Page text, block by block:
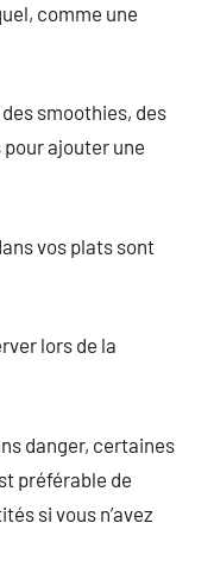
comme une
smoothies, des
ajouter une
vos plats sont
lors de la
danger, certaines
préférable de
si vous n’avez